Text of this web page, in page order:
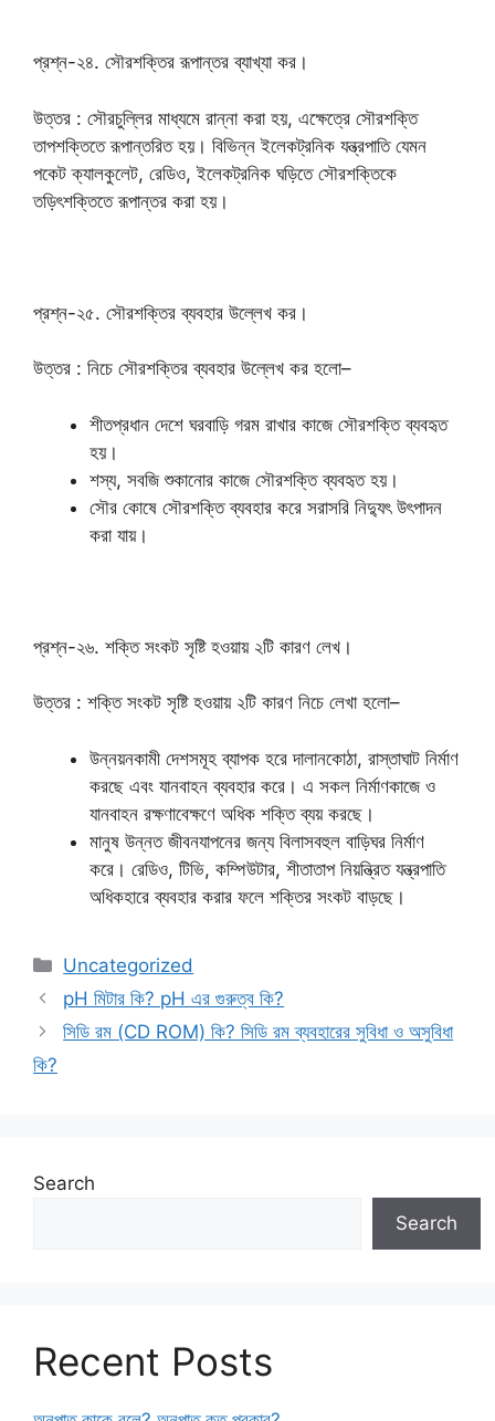
প্রশ্ন-২৪. সৌরশক্তির রূপান্তর ব্যাখ্যা কর।
উত্তর : সৌরচুল্লির মাধ্যমে রান্না করা হয়, এক্ষেত্রে সৌরশক্তি
তাপশক্তিতে রূপান্তরিত হয়। বিভিন্ন ইলেকট্রনিক যন্ত্রপাতি যেমন
পকেট ক্যালকুলেট, রেডিও, ইলেকট্রনিক ঘড়িতে সৌরশক্তিকে
তড়িৎশক্তিতে রূপান্তর করা হয়।
প্রশ্ন-২৫. সৌরশক্তির ব্যবহার উল্লেখ কর।
উত্তর : নিচে সৌরশক্তির ব্যবহার উল্লেখ কর হলো–
শীতপ্রধান দেশে ঘরবাড়ি গরম রাখার কাজে সৌরশক্তি ব্যবহৃত
হয়।
শস্য, সবজি শুকানোর কাজে সৌরশক্তি ব্যবহৃত হয়।
সৌর কোষে সৌরশক্তি ব্যবহার করে সরাসরি নিদ্যুৎ উৎপাদন
করা যায়।
প্রশ্ন-২৬. শক্তি সংকট সৃষ্টি হওয়ায় ২টি কারণ লেখ।
উত্তর : শক্তি সংকট সৃষ্টি হওয়ায় ২টি কারণ নিচে লেখা হলো–
উন্নয়নকামী দেশসমূহ ব্যাপক হরে দালানকোঠা, রাস্তাঘাট নির্মাণ
করছে এবং যানবাহন ব্যবহার করে। এ সকল নির্মাণকাজে ও
যানবাহন রক্ষণাবেক্ষণে অধিক শক্তি ব্যয় করছে।
মানুষ উন্নত জীবনযাপনের জন্য বিলাসবহুল বাড়িঘর নির্মাণ
করে। রেডিও, টিভি, কম্পিউটার, শীতাতাপ নিয়ন্ত্রিত যন্ত্রপাতি
অধিকহারে ব্যবহার করার ফলে শক্তির সংকট বাড়ছে।
Categories
Uncategorized
pH মিটার কি? pH এর গুরুত্ব কি?
সিডি রম (CD ROM) কি? সিডি রম ব্যবহারের সুবিধা ও অসুবিধা
কি?
Search
Search
Recent Posts